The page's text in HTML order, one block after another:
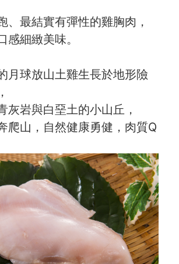
團
、最結實有彈性的雞胸肉，
感細緻美味。
月球放山土雞生長於地形險
灰岩與白堊土的小山丘，
爬山，自然健康勇健，肉質Q